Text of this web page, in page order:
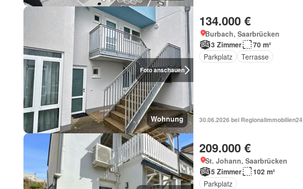
Foto anschauen
Wohnung
134.000 €
Burbach, Saarbrücken
3 Zimmer
70 m²
Parkplatz
Terrasse
30.06.2026 bei Regionalimmobilien24
209.000 €
St. Johann, Saarbrücken
5 Zimmer
102 m²
Parkplatz